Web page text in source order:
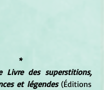
*
Livre des superstitions,
et légendes (Éditions